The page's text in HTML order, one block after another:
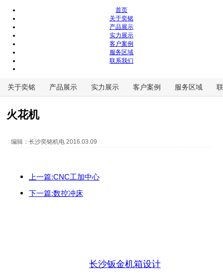
首页
关于奕铭
产品展示
实力展示
客户案例
服务区域
联系我们
关于奕铭 产品展示 实力展示 客户案例 服务区域
火花机
编辑：长沙奕铭机电 2016.03.09
上一篇:CNC工加中心
下一篇:数控冲床
长沙钣金机箱设计